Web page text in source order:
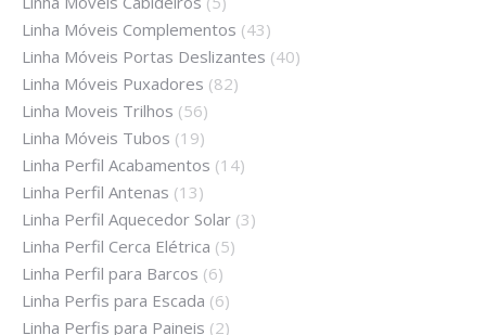
Linha Móveis Complementos (43)
Linha Móveis Portas Deslizantes (40)
Linha Móveis Puxadores (82)
Linha Moveis Trilhos (56)
Linha Móveis Tubos (19)
Linha Perfil Acabamentos (14)
Linha Perfil Antenas (13)
Linha Perfil Aquecedor Solar (3)
Linha Perfil Cerca Elétrica (5)
Linha Perfil para Barcos (6)
Linha Perfis para Escada (6)
Linha Perfis para Paineis (2)